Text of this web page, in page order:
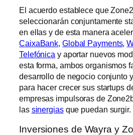
El acuerdo establece que
seleccionarán conjuntamente
en ellas y de esta manera
CaixaBank, Global Payments,
Telefónica y aportar nuevos
esta forma, ambos organismos
desarrollo de negocio conjunto
para hacer crecer sus startups
empresas impulsoras de
las sinergiasque puedan surgir.
Inversiones de Wayra y